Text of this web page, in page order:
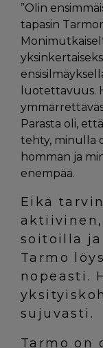
”Olin
tapasin
luotettavuus.
Parasta oli,
tehty, minulla
homman ja
enempää.
Eikä
soitoilla
Tarmo
nopeasti.
sujuvasti.
Tarmo on